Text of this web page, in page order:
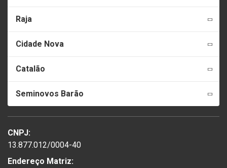
Raja
Cidade Nova
Catalão
Seminovos Barão
CNPJ:
13.877.012/0004-40
Endereço Matriz: